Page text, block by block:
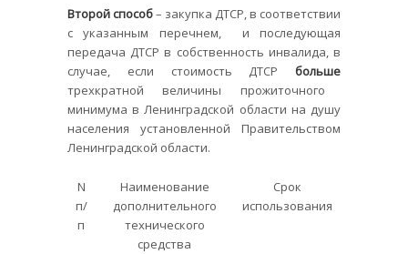
Второй способ– закупка ДТСР, в соответствии
с указанным перечнем, и последующая
передача ДТСР в собственность инвалида, в
случае, если стоимость ДТСР больше
трехкратной величины прожиточного
минимума в Ленинградской области на душу
населения установленной Правительством
Ленинградской области.
N
п/
п
Наименование
дополнительного
технического
средства
Срок
использования